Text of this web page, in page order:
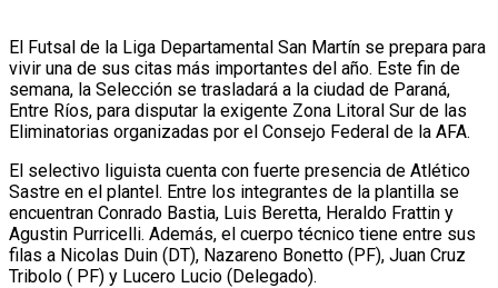
El Futsal de la Liga Departamental San Martín se prepara para
vivir una de sus citas más importantes del año. Este fin de
semana, la Selección se trasladará a la ciudad de Paraná,
Entre Ríos, para disputar la exigente Zona Litoral Sur de las
Eliminatorias organizadas por el Consejo Federal de la AFA.
El selectivo liguista cuenta con fuerte presencia de Atlético
Sastre en el plantel. Entre los integrantes de la plantilla se
encuentran Conrado Bastia, Luis Beretta, Heraldo Frattin y
Agustin Purricelli. Además, el cuerpo técnico tiene entre sus
filas a Nicolas Duin (DT), Nazareno Bonetto (PF), Juan Cruz
Tribolo ( PF) y Lucero Lucio (Delegado).